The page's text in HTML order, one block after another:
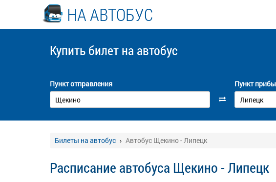
НА АВТОБУС
Купить билет на автобус
Пункт отправления Пункт
Билеты на автобус Автобус Щекино - Липецк
Расписание автобуса Щекино - Липецк